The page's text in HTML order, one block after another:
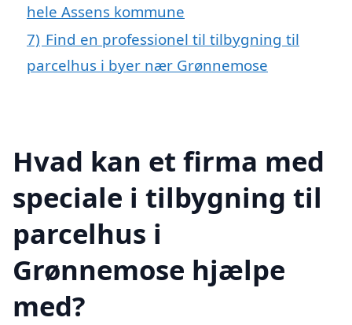
hele Assens kommune
7) Find en professionel til tilbygning til
parcelhus i byer nær Grønnemose
Hvad kan et firma med
speciale i tilbygning til
parcelhus i
Grønnemose hjælpe
med?